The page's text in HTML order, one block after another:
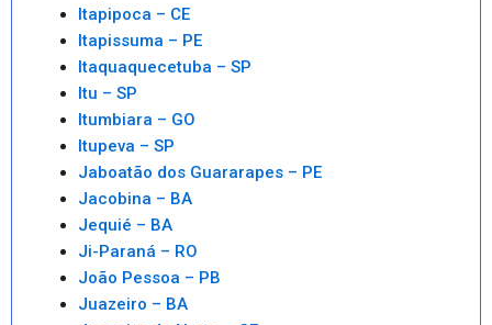
Itapipoca – CE
Itapissuma – PE
Itaquaquecetuba – SP
Itu – SP
Itumbiara – GO
Itupeva – SP
Jaboatão dos Guararapes – PE
Jacobina – BA
Jequié – BA
Ji-Paraná – RO
João Pessoa – PB
Juazeiro – BA